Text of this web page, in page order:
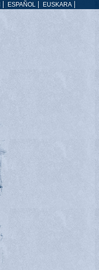
EUSKARA
ESPAÑOL